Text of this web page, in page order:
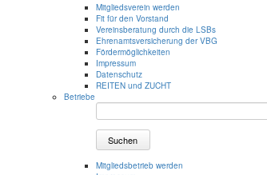
Mitgliedsverein werden
Fit für den Vorstand
Vereinsberatung durch die LSBs
Ehrenamtsversicherung der VBG
Fördermöglichkeiten
Impressum
Datenschutz
REITEN und ZUCHT
Betriebe
Suchen
Mitgliedsbetrieb werden